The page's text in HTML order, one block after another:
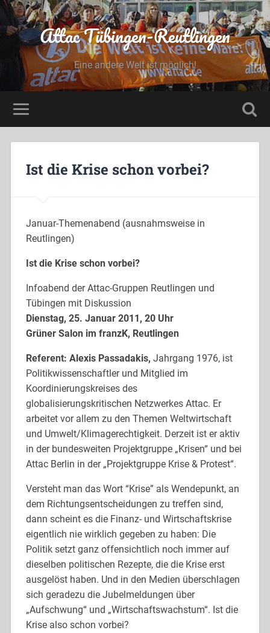
Attac Tübingen-Reutlingen
Eine andere Welt ist möglich!
Ist die Krise schon vorbei?
Januar-Themenabend (ausnahmsweise in
Reutlingen)
Ist die Krise schon vorbei?
Infoabend der Attac-Gruppen Reutlingen und
Tübingen mit Diskussion
Dienstag, 25. Januar 2011, 20 Uhr
Grüner Salon im franzK, Reutlingen
Referent: Alexis Passadakis, Jahrgang 1976, ist
Politikwissenschaftler und Mitglied im
Koordinierungskreises des
globalisierungskritischen Netzwerkes Attac. Er
arbeitet vor allem zu den Themen Weltwirtschaft
und Umwelt/Klimagerechtigkeit. Derzeit ist er aktiv
in der bundesweiten Projektgruppe „Krisen“ und bei
Attac Berlin in der „Projektgruppe Krise & Protest“.
Versteht man das Wort “Krise” als Wendepunkt, an
dem Richtungsentscheidungen zu treffen sind,
dann scheint es die Finanz- und Wirtschaftskrise
eigentlich nie wirklich gegeben zu haben: Die
Politik setzt ganz offensichtlich noch immer auf
dieselben politischen Rezepte, die die Krise erst
ausgelöst haben. Und in den Medien überschlagen
sich geradezu die Jubelmeldungen über
„Aufschwung“ und „Wirtschaftswachstum“. Ist die
Krise also schon vorbei?